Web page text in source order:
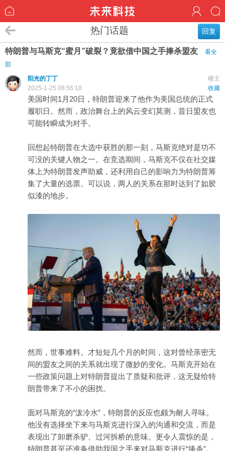
回复
热门话题
特朗普与马斯克“蜜月”破裂？竟欲借中国之手捧杀盟友
看全
部
楼主
阳光的丁丁
收藏
2025-1-25 08:56:18
美国时间1月20日，特朗普迎来了他作为美国总统的正式
履职日。然而，政治舞台上的风云变幻莫测，昔日盟友也
可能转瞬成为对手。
回想起特朗普在大选中获胜的那一刻，马斯克绝对是功不
可没的关键人物之一。在竞选期间，马斯克不仅在社交媒
体上为特朗普发声助威，还利用自己的影响力为特朗普筹
集了大量的选票。可以说，两人的关系在那时达到了如胶
似漆的地步。
然而，世事难料。才短短几个月的时间，这对曾经亲密无
间的盟友之间的关系就出现了微妙的变化。马斯克开始在
一些政策问题上对特朗普提出了质疑和批评，这无疑给特
朗普带来了不小的困扰。
面对马斯克的“泼冷水”，特朗普的反应也颇为耐人寻味。
他没有选择坐下来与马斯克进行深入的沟通和交流，而是
表现出了卸磨杀驴、过河拆桥的意味。更令人震惊的是，
特朗普甚至还准备借助我国之手来对马斯克进行“捧杀”。